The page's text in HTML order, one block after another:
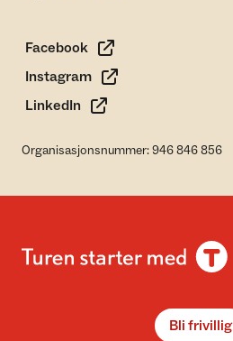
Facebook
Instagram
LinkedIn
Organisasjonsnummer: 946 846 856
Bli frivillig